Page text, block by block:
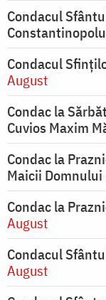
Condacul
Condacul
August
Condac la
Cuvios Maxim
Condac la
Maicii Domnului
Condac la
August
Condacul
August